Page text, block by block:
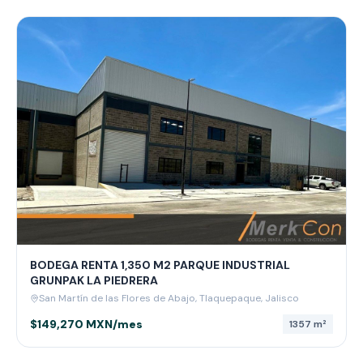
BODEGA RENTA 1,350 M2 PARQUE INDUSTRIAL
GRUNPAK LA PIEDRERA
San Martín de las Flores de Abajo, Tlaquepaque, Jalisco
$149,270 MXN/mes 1357 m²